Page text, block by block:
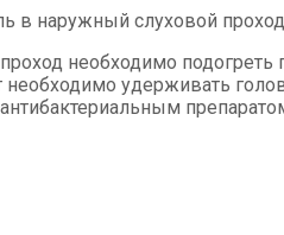
в наружный слуховой
необходимо подогреть
удерживать